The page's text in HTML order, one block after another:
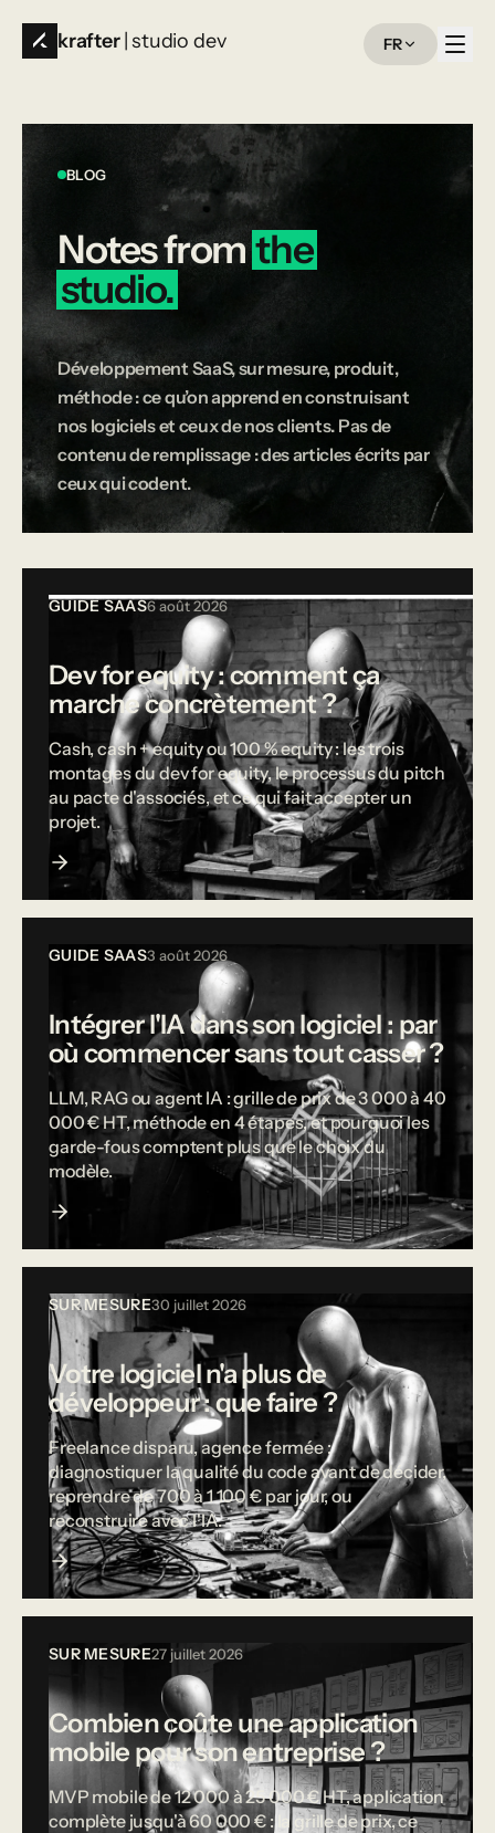
krafter | studio dev FR
BLOG
Notesfrom the
studio.
Développement SaaS, sur mesure, produit,
méthode : ce qu’on apprend en construisant
nos logiciels et ceux de nos clients. Pas de
contenu de remplissage : des articles écrits par
ceux qui codent.
GUIDE SAAS6 août 2026
Dev for equity : comment ça
marche concrètement ?
Cash, cash + equity ou 100 % equity : les trois
montages du dev for equity, le processus du pitch
au pacte d'associés, et ce qui fait accepter un
projet.
GUIDE SAAS3 août 2026
Intégrer l'IA dans son logiciel : par
où commencer sans tout casser ?
LLM, RAG ou agent IA : grille de prix de 3 000 à 40
000 € HT, méthode en 4 étapes, et pourquoi les
garde-fous comptent plus que le choix du
modèle.
SUR MESURE30 juillet 2026
Votre logiciel n'a plus de
développeur : que faire ?
Freelance disparu, agence fermée :
diagnostiquer la qualité du code avant de décider,
reprendre de 700 à 1 100 € par jour, ou
reconstruire avec l'IA.
SUR MESURE27 juillet 2026
Combien coûte une application
mobile pour son entreprise ?
MVP mobile de 12 000 à 25 000 € HT, application
complète jusqu'à 60 000 € : la grille de prix, ce